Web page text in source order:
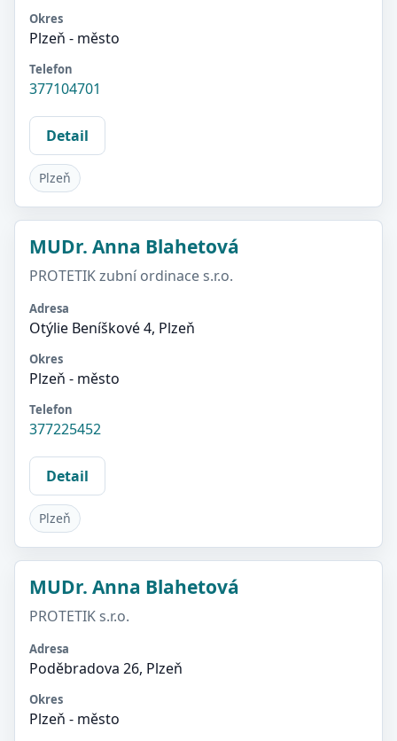
Okres
Plzeň - město
Telefon
377104701
Detail
Plzeň
MUDr. Anna Blahetová
PROTETIK zubní ordinace s.r.o.
Adresa
Otýlie Beníškové 4, Plzeň
Okres
Plzeň - město
Telefon
377225452
Detail
Plzeň
MUDr. Anna Blahetová
PROTETIK s.r.o.
Adresa
Poděbradova 26, Plzeň
Okres
Plzeň - město